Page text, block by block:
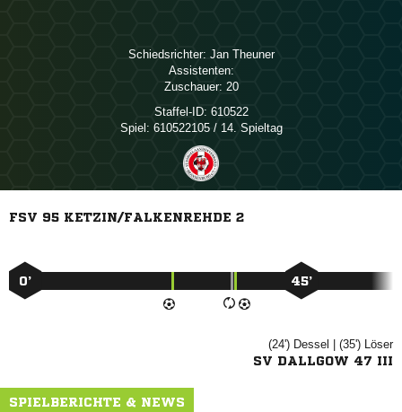
Schiedsrichter:  
Assistenten:
Zuschauer: 20
Staffel-ID: 610522
Spiel: 610522105 / 14. Spieltag
FSV 95 KETZIN/FALKENREHDE 2
0’ 45’
(24')  | (35') 
SV DALLGOW 47 III
SPIELBERICHTE & NEWS